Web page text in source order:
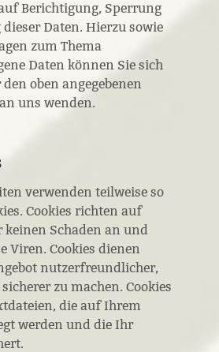
Berichtigung, Sperrung
dieser Daten. Hierzu sowie
zum Thema
Daten können Sie sich
oben angegebenen
uns wenden.
verwenden teilweise so
Cookies richten auf
keinen Schaden an und
Viren. Cookies dienen
nutzerfreundlicher,
zu machen. Cookies
die auf Ihrem
werden und die Ihr